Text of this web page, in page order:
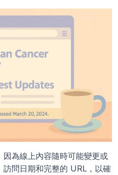
為線上內容隨時可能變更或
問日期和完整的 URL，以確